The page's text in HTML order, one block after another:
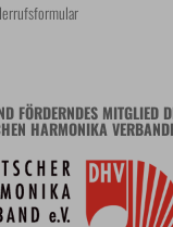
FÖRDERNDES MITGLIED
HARMONIKA